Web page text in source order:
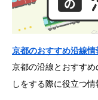
京都のおすすめ沿線情
京都の沿線とおすす
しをする際に役立つ情